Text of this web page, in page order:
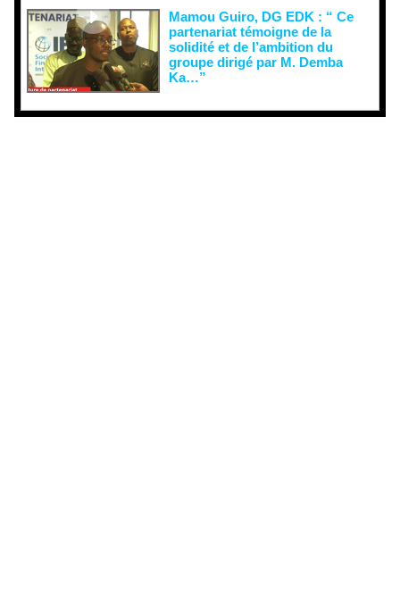
Mamou Guiro, DG EDK : “ Ce
partenariat témoigne de la
solidité et de l’ambition du
groupe dirigé par M. Demba
Ka…”